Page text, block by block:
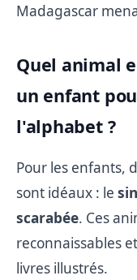
Madagascar
Quel animal
un enfant
l'alphabet ?
Pour les enfants,
sont idéaux : le
scarabée. Ces
reconnaissables
livres illustrés.